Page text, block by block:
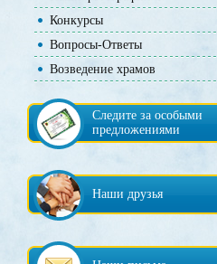
Конкурсы
Вопросы-Ответы
Возведение храмов
Следите за особыми
предложениями
Наши друзья